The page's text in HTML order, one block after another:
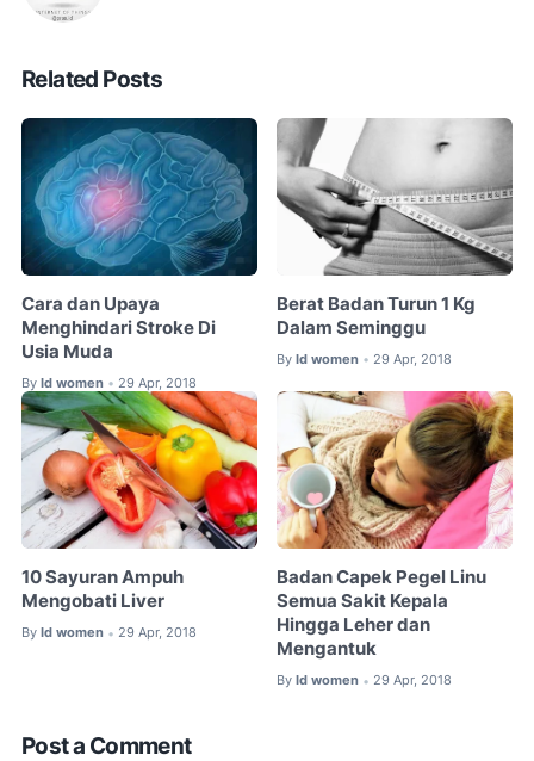
Related Posts
Cara dan Upaya
Menghindari Stroke Di
Usia Muda
By Id women • 29 Apr, 2018
Berat Badan Turun 1 Kg
Dalam Seminggu
By Id women • 29 Apr, 2018
10 Sayuran Ampuh
Mengobati Liver
By Id women • 29 Apr, 2018
Badan Capek Pegel Linu
Semua Sakit Kepala
Hingga Leher dan
Mengantuk
By Id women • 29 Apr, 2018
Post a Comment